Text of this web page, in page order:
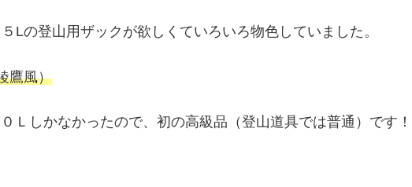
Lの登山用ザックが欲しくていろいろ物色していました。
鷹風）
Ｌしかなかったので、初の高級品（登山道具では普通）です！